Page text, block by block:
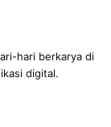
hari berkarya di
digital.